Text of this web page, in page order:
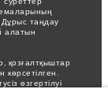
Дұрыс таңдау
алатын
қозғалтқыштар
көрсетілген.
өзгертілуі